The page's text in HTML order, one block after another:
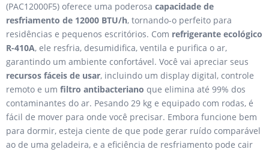
(PAC12000F5) oferece uma poderosa capacidade de
resfriamento de 12000 BTU/h, tornando-o perfeito para
residências e pequenos escritórios. Com refrigerante ecológico
R-410A, ele resfria, desumidifica, ventila e purifica o ar,
garantindo um ambiente confortável. Você vai apreciar seus
recursos fáceis de usar, incluindo um display digital, controle
remoto e um filtro antibacteriano que elimina até 99% dos
contaminantes do ar. Pesando 29 kg e equipado com rodas, é
fácil de mover para onde você precisar. Embora funcione bem
para dormir, esteja ciente de que pode gerar ruído comparável
ao de uma geladeira, e a eficiência de resfriamento pode cair